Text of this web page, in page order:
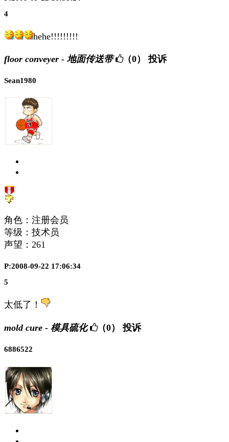
4
hehe!!!!!!!!!
floor conveyer - 地面传送带 （0） 投诉
Sean1980
角色：注册会员
等级：技术员
声望： 261
P:2008-09-22 17:06:34
5
太低了！
mold cure - 模具硫化 （0） 投诉
6886522